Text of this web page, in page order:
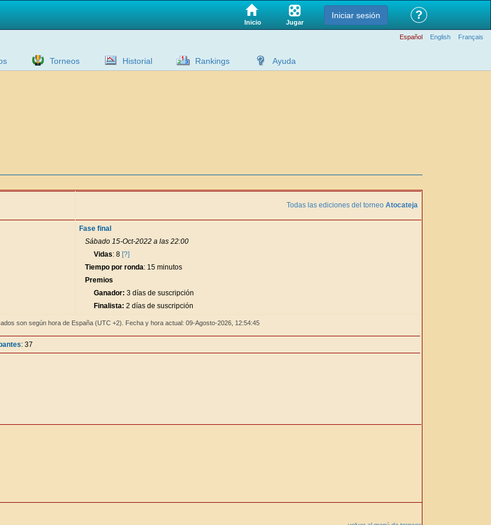
Inicio Jugar
Iniciar sesión ?
Español English Français
Torneos Historial Rankings Ayuda
Todas las ediciones del torneo Atocateja
Fase final
Sábado 15-Oct-2022 a las 22:00
Vidas: 8 [?]
Tiempo por ronda: 15 minutos
Premios
Ganador: 3 días de suscripción
Finalista: 2 días de suscripción
son según hora de España (UTC +2). Fecha y hora actual: 09-Agosto-2026, 12:54:45
: 37